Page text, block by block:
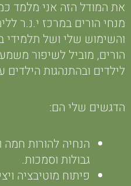
את המודל הזה אני מלמד
מנחי הורים במרכז י.נ.ר
והשימוש שלי ושל תלמידי
הורים, מוביל לשיפור
לילדים ובהתנהגות הילדים
הדגשים שלי הם:
הנחיה להורות חמה
גבולות וסמכות.
פיתוח מוטיבציה